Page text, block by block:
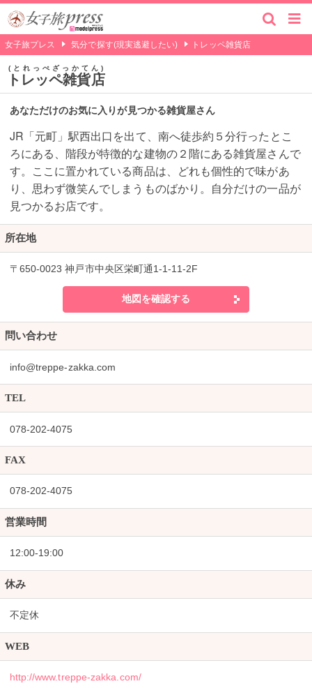
女子旅プレス 気分で探す(現実逃避したい) トレッペ雑貨店
トレッペ雑貨店
とれっぺざっかてん
あなただけのお気に入りが見つかる雑貨屋さん
JR「元町」駅西出口を出て、南へ徒歩約５分行ったとこ
ろにある、階段が特徴的な建物の２階にある雑貨屋さんで
す。ここに置かれている商品は、どれも個性的で味があ
り、思わず微笑んでしまうものばかり。自分だけの一品が
見つかるお店です。
所在地
〒650-0023 神戸市中央区栄町通1-1-11-2F
地図を確認する
問い合わせ
info@treppe-zakka.com
TEL
078-202-4075
FAX
078-202-4075
営業時間
12:00-19:00
休み
不定休
WEB
http://www.treppe-zakka.com/